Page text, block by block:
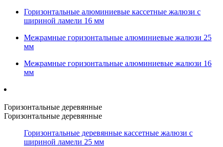
Горизонтальные алюминиевые кассетные жалюзи с
шириной ламели 16 мм
Межрамные горизонтальные алюминиевые жалюзи 25
мм
Межрамные горизонтальные алюминиевые жалюзи 16
мм
Горизонтальные деревянные
Горизонтальные деревянные
Горизонтальные деревянные кассетные жалюзи с
шириной ламели 25 мм